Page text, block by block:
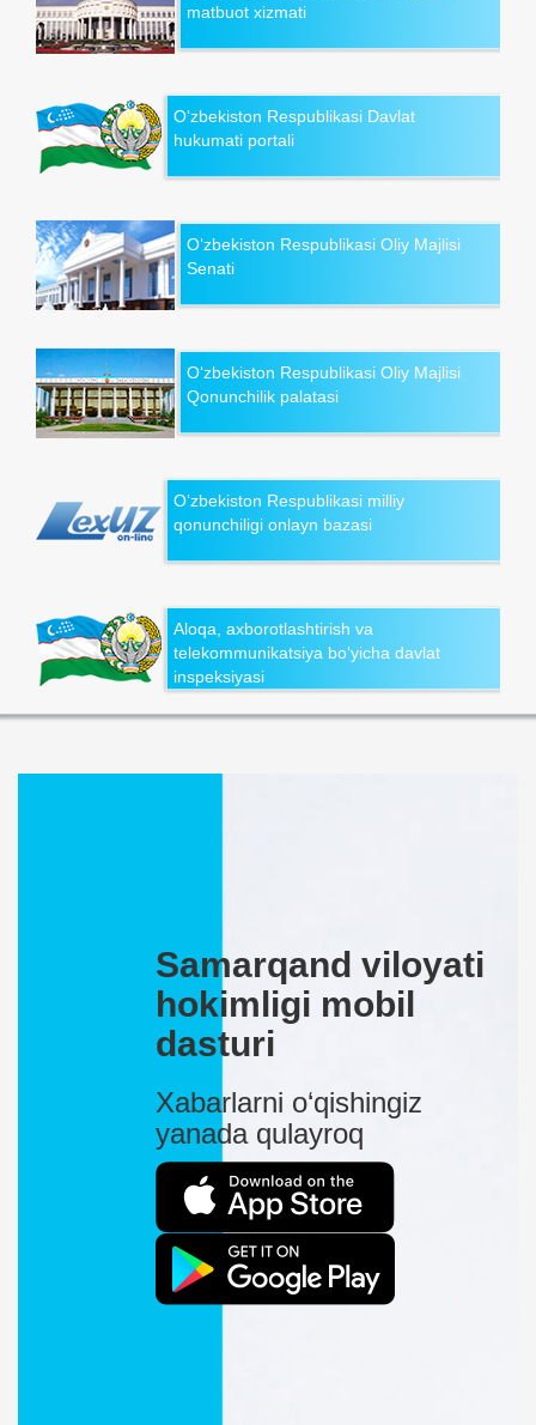
matbuot xizmati
O‘zbekiston Respublikasi Davlat
hukumati portali
O‘zbekiston Respublikasi Oliy Majlisi
Senati
O‘zbekiston Respublikasi Oliy Majlisi
Qonunchilik palatasi
O‘zbekiston Respublikasi milliy
qonunchiligi onlayn bazasi
Aloqa, axborotlashtirish va
telekommunikatsiya bo‘yicha davlat
inspeksiyasi
Samarqand viloyati
hokimligi mobil
dasturi
Xabarlarni o‘qishingiz
yanada qulayroq